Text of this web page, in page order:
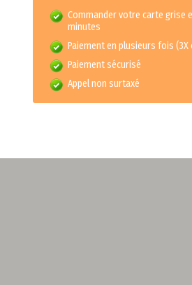
Commander votre carte grise
minutes
Paiement en plusieurs fois (3X
Paiement sécurisé
Appel non surtaxé